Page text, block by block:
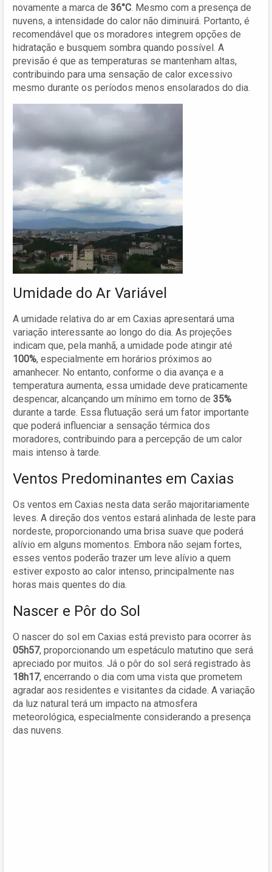
novamente a marca de 36°C. Mesmo com a presença de
nuvens, a intensidade do calor não diminuirá. Portanto, é
recomendável que os moradores integrem opções de
hidratação e busquem sombra quando possível. A
previsão é que as temperaturas se mantenham altas,
contribuindo para uma sensação de calor excessivo
mesmo durante os períodos menos ensolarados do dia.
Umidade do Ar Variável
A umidade relativa do ar em Caxias apresentará uma
variação interessante ao longo do dia. As projeções
indicam que, pela manhã, a umidade pode atingir até
100%, especialmente em horários próximos ao
amanhecer. No entanto, conforme o dia avança e a
temperatura aumenta, essa umidade deve praticamente
despencar, alcançando um mínimo em torno de 35%
durante a tarde. Essa flutuação será um fator importante
que poderá influenciar a sensação térmica dos
moradores, contribuindo para a percepção de um calor
mais intenso à tarde.
Ventos Predominantes em Caxias
Os ventos em Caxias nesta data serão majoritariamente
leves. A direção dos ventos estará alinhada de leste para
nordeste, proporcionando uma brisa suave que poderá
alívio em alguns momentos. Embora não sejam fortes,
esses ventos poderão trazer um leve alívio a quem
estiver exposto ao calor intenso, principalmente nas
horas mais quentes do dia.
Nascer e Pôr do Sol
O nascer do sol em Caxias está previsto para ocorrer às
05h57, proporcionando um espetáculo matutino que será
apreciado por muitos. Já o pôr do sol será registrado às
18h17, encerrando o dia com uma vista que prometem
agradar aos residentes e visitantes da cidade. A variação
da luz natural terá um impacto na atmosfera
meteorológica, especialmente considerando a presença
das nuvens.